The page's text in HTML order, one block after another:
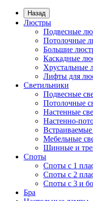
Назад
Люстры
Подвесные
Потолочные
Большие
Каскадные
Хрустальные
Лифты для
Светильники
Подвесные
Потолочные
Настенные
Настенно-
Мебельные
Шинные и
Споты
Споты с 1
Споты с 2
Споты с 3 и
Бра